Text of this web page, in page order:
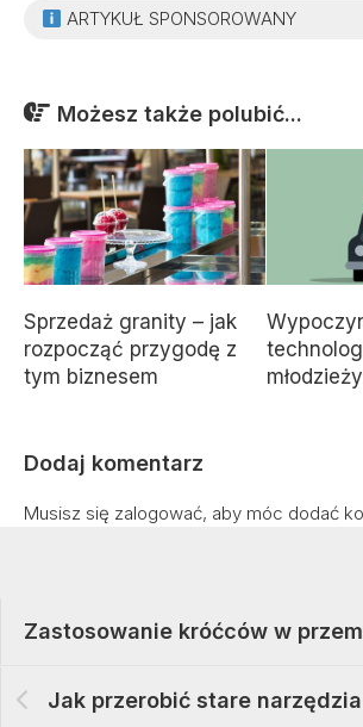
ARTYKUŁ SPONSOROWANY
Możesz także polubić...
Sprzedaż granity – jak
rozpocząć przygodę z
tym biznesem
Dodaj komentarz
Musisz się zalogować, aby móc dodać